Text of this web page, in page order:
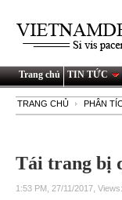
Trang chủ TIN TỨC
TRANG CHỦ PHÂN
Tái trang bị
1:53 PM, 27/11/2017,